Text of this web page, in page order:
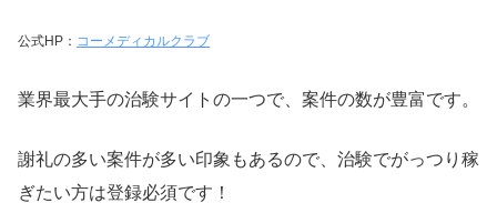
公式HP： コーメディカルクラブ
業界最大手の治験サイトの一つで、案件の数が豊富です。
謝礼の多い案件が多い印象もあるので、治験でがっつり稼
ぎたい方は登録必須です！